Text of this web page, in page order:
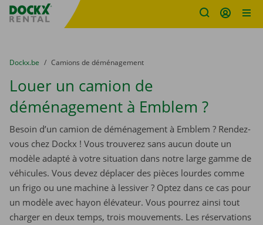
sitename
You are here:
du
Dockx.be to
Camions de déménagement
Louer un camion de
déménagement à Emblem ?
Besoin d’un camion de déménagement à Emblem ? Rendez-
vous chez Dockx ! Vous trouverez sans aucun doute un
modèle adapté à votre situation dans notre large gamme de
véhicules. Vous devez déplacer des pièces lourdes comme
un frigo ou une machine à lessiver ? Optez dans ce cas pour
un modèle avec hayon élévateur. Vous pourrez ainsi tout
charger en deux temps, trois mouvements. Les réservations